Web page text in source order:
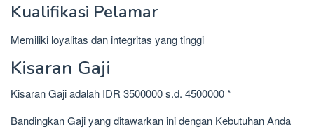
Kualifikasi Pelamar
Memiliki loyalitas dan integritas yang tinggi
Kisaran Gaji
Kisaran Gaji adalah IDR 3500000 s.d. 4500000 *
Bandingkan Gaji yang ditawarkan ini dengan Kebutuhan Anda